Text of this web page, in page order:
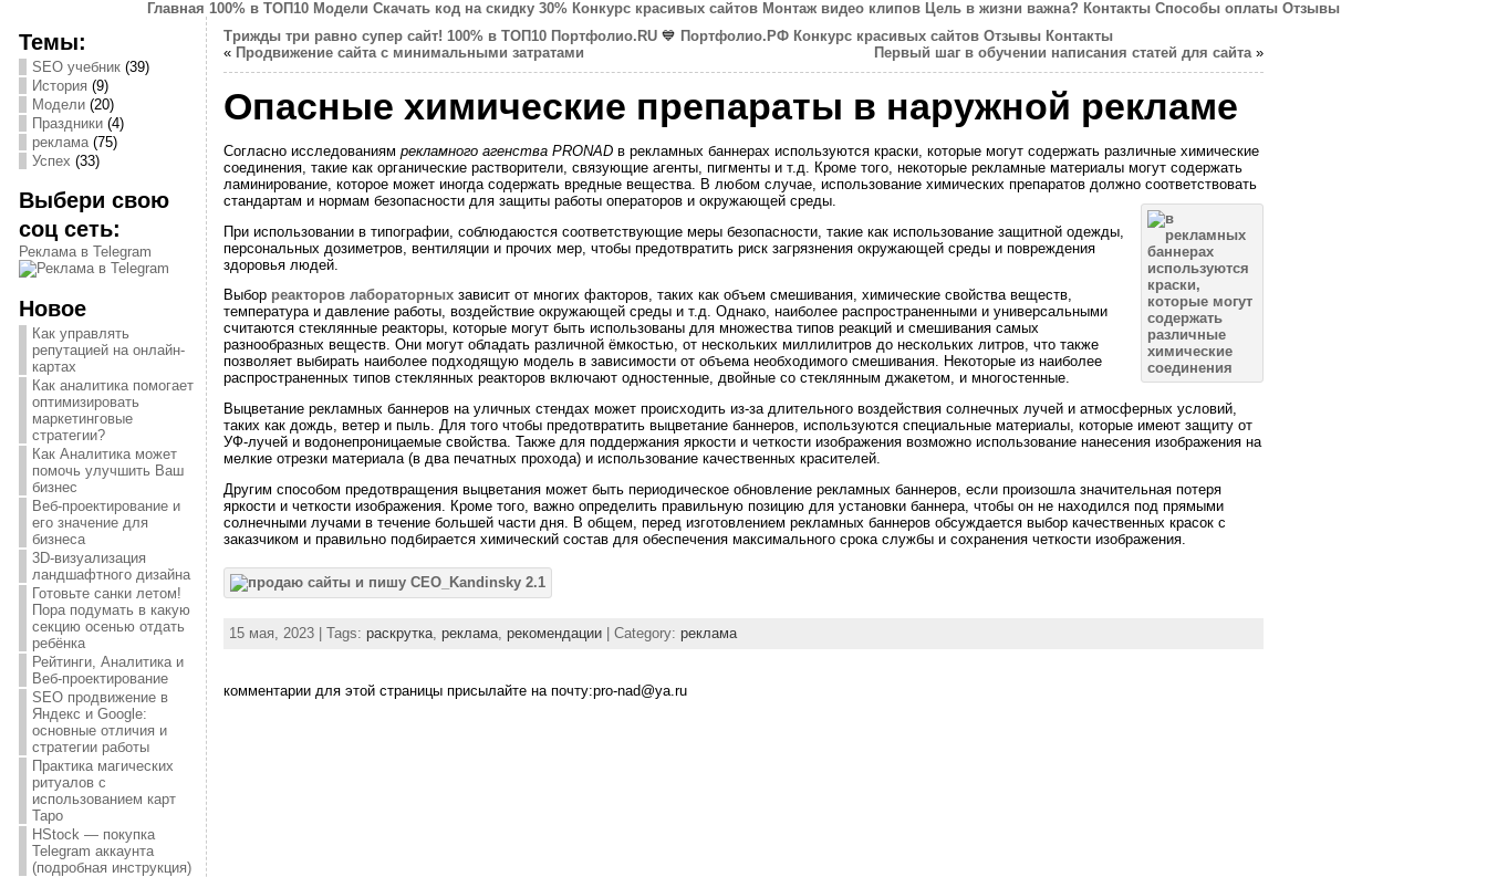
Главная 100% в ТОП10 Модели Скачать код на скидку 30% Конкурс красивых сайтов Монтаж видео клипов Цель в жизни важна? Контакты Способы оплаты Отзывы
Темы:
SEO учебник(39)
История (9)
Модели(20)
Праздники(4)
реклама(75)
Успех (33)
Выбери свою
соц сеть:
Реклама в Telegram
Новое
Как управлять
репутацией на онлайн-
картах
Как аналитика помогает
оптимизировать
маркетинговые
стратегии?
Как Аналитика может
помочь улучшить Ваш
бизнес
Веб-проектирование и
его значение для
бизнеса
3D-визуализация
ландшафтного дизайна
Готовьте санки летом!
Пора подумать в какую
секцию осенью отдать
ребёнка
Рейтинги, Аналитика и
Веб-проектирование
SEO продвижение в
Яндекс и Google:
основные отличия и
стратегии работы
Практика магических
ритуалов с
использованием карт
Таро
HStock — покупка
Telegram аккаунта
(подробная инструкция)
Трижды три равно супер сайт! 100% в ТОП10 Портфолио.RU💙 Портфолио.РФ Конкурс красивых сайтов Отзывы Контакты
« Продвижение сайта с минимальными затратами Первый шаг в обучении написания статей для сайта»
Опасные химические препараты в наружной рекламе
Согласно исследованиям рекламного агенства PRONADв рекламных баннерах используются краски, которые могут содержать различные химические
соединения, такие как органические растворители, связующие агенты, пигменты и т.д. Кроме того, некоторые рекламные материалы могут содержать
ламинирование, которое может иногда содержать вредные вещества. В любом случае, использование химических препаратов должно соответствовать
стандартам и нормам безопасности для защиты работы операторов и окружающей среды.
При использовании в типографии, соблюдаюстся соответствующие меры безопасности, такие как использование защитной одежды,
персональных дозиметров, вентиляции и прочих мер, чтобы предотвратить риск загрязнения окружающей среды и повреждения
здоровья людей.
Выбор реакторов лабораторных зависит от многих факторов, таких как объем смешивания, химические свойства веществ,
температура и давление работы, воздействие окружающей среды и т.д. Однако, наиболее распространенными и универсальными
считаются стеклянные реакторы, которые могут быть использованы для множества типов реакций и смешивания самых
разнообразных веществ. Они могут обладать различной ёмкостью, от нескольких миллилитров до нескольких литров, что также
позволяет выбирать наиболее подходящую модель в зависимости от объема необходимого смешивания. Некоторые из наиболее
распространенных типов стеклянных реакторов включают одностенные, двойные со стеклянным джакетом, и многостенные.
Выцветание рекламных баннеров на уличных стендах может происходить из-за длительного воздействия солнечных лучей и атмосферных условий,
таких как дождь, ветер и пыль. Для того чтобы предотвратить выцветание баннеров, используются специальные материалы, которые имеют защиту от
УФ-лучей и водонепроницаемые свойства. Также для поддержания яркости и четкости изображения возможно использование нанесения изображения на
мелкие отрезки материала (в два печатных прохода) и использование качественных красителей.
Другим способом предотвращения выцветания может быть периодическое обновление рекламных баннеров, если произошла значительная потеря
яркости и четкости изображения. Кроме того, важно определить правильную позицию для установки баннера, чтобы он не находился под прямыми
солнечными лучами в течение большей части дня. В общем, перед изготовлением рекламных баннеров обсуждается выбор качественных красок с
заказчиком и правильно подбирается химический состав для обеспечения максимального срока службы и сохранения четкости изображения.
15 мая, 2023 | Tags: раскрутка, реклама, рекомендации| Category: реклама
комментарии для этой страницы присылайте на почту:pro-nad@ya.ru